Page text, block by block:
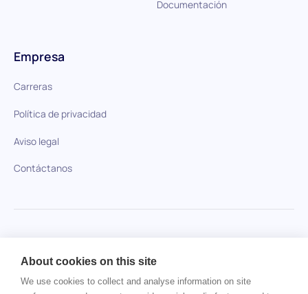
Documentación
Empresa
Carreras
Política de privacidad
Aviso legal
Contáctanos
No se ha encontrado ningún artículo.
About cookies on this site
We use cookies to collect and analyse information on site